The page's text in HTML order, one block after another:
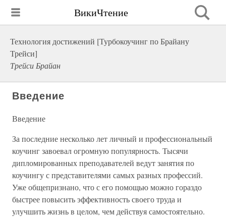
ВикиЧтение
Технология достижений [Турбокоучинг по Брайану
Трейси]
Трейси Брайан
Введение
Введение
За последние несколько лет личный и профессиональный
коучинг завоевал огромную популярность. Тысячи
дипломированных преподавателей ведут занятия по
коучингу с представителями самых разных профессий.
Уже общепризнано, что с его помощью можно гораздо
быстрее повысить эффективность своего труда и
улучшить жизнь в целом, чем действуя самостоятельно.